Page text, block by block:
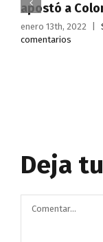
apostó a
enero 13th, 2022
comentarios
Deja
Comentar